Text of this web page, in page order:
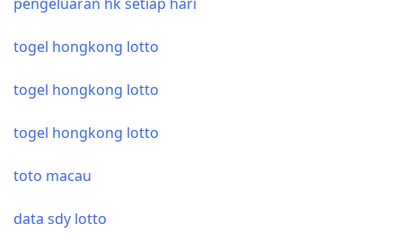
togel hongkong lotto
togel hongkong lotto
togel hongkong lotto
toto macau
data sdy lotto